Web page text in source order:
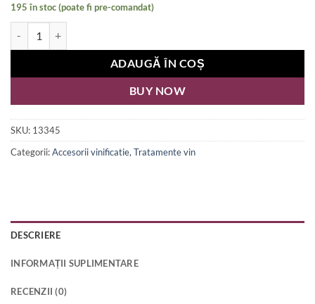
195 în stoc (poate fi pre-comandat)
ADAUGĂ ÎN COȘ
BUY NOW
SKU: 13345
Categorii:Accesorii vinificatie,Tratamente vin
DESCRIERE
INFORMAȚII SUPLIMENTARE
RECENZII (0)